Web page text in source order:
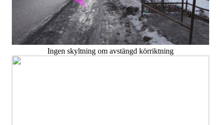
Ingen skyltning om avstängd körriktning